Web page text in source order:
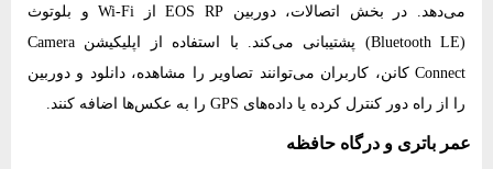
می‌دهد. در بخش اتصالات، دوربین EOS RP از Wi-Fi و بلوتوث
(Bluetooth LE) پشتیبانی می‌کند. با استفاده از اپلیکیشن Camera
Connect کانن، کاربران می‌توانند تصاویر را مشاهده، دانلود و دوربین
را از راه دور کنترل کرده یا داده‌های GPS را به عکس‌ها اضافه کنند.
عمر باتری و درگاه حافظه